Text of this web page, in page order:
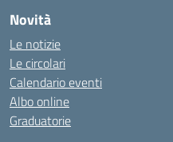
Novità
Le notizie
Le circolari
Calendario eventi
Albo online
Graduatorie